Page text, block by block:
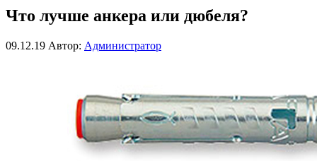
Что лучше анкера или дюбеля?
09.12.19 Автор: Администратор